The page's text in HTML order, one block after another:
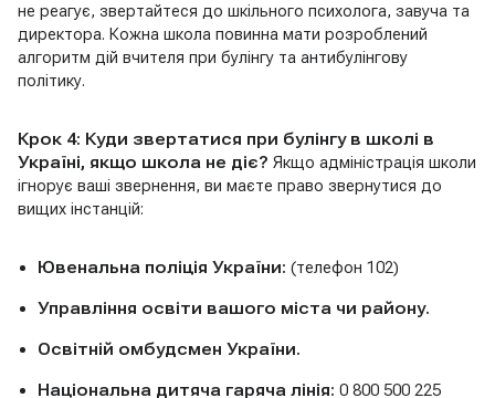
не реагує, звертайтеся до шкільного психолога, завуча та
директора. Кожна школа повинна мати розроблений
алгоритм дій вчителя при булінгу та антибулінгову
політику.
Крок 4: Куди звертатися при булінгу в школі в
Україні, якщо школа не діє? Якщо адміністрація школи
ігнорує ваші звернення, ви маєте право звернутися до
вищих інстанцій:
Ювенальна поліція України: (телефон 102)
Управління освіти вашого міста чи району.
Освітній омбудсмен України.
Національна дитяча гаряча лінія: 0 800 500 225